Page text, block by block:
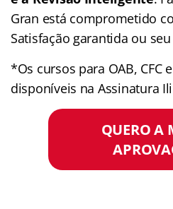
Gran está comprometido
Satisfação garantida ou
*Os cursos para OAB, CFC
disponíveis na Assinatura
QUERO A